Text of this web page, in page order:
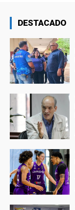
DESTACADO